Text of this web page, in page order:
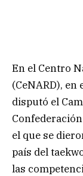
En el Centro
(CeNARD),
disputó el
el que se
país del
las